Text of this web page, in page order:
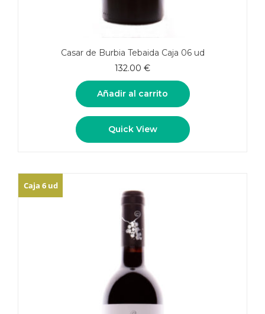
Casar de Burbia Tebaida Caja 06 ud
132.00 €
Añadir al carrito
Quick View
Caja 6 ud